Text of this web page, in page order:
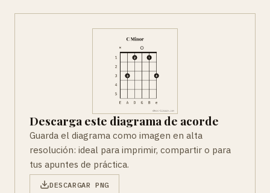
Descarga este diagrama de acorde
Guarda el diagrama como imagen en alta
resolución: ideal para imprimir, compartir o para
tus apuntes de práctica.
DESCARGAR PNG